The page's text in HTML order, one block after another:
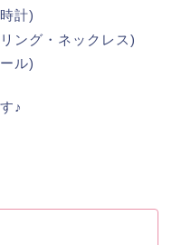
計)
ング・ネックレス)
・ミュール)
♪